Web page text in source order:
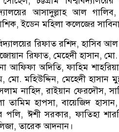
আসাদুল্লাহ আল
ইডেন মহিলা কলেজের
রিফাত রশিদ, হাসিব
রিফাত, মেহেদী হাসান,
অদিতি, ফাহিম
মহিউদ্দিন, মেহেদী হাসান
নাহিদ, রাইয়ান ফেরদৌস,
হাপসা, বায়েজিদ হাসান,
ঈশী সরকার, ফাতিহা
তারেক আদনান।